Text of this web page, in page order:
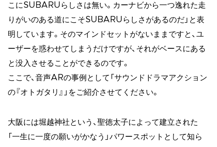
こにSUBARUらしさは無い。カーナビから一つ逸れた走
りがいのある道にこそSUBARUらしさがあるのだ」と表
明しています。そのマインドセットがないままですと、ユ
ーザーを惑わせてしまうだけですが、それがベースにある
と没入させることができるのです。
ここで、音声ARの事例として「サウンドドラマアクション
の『オトガタリ』」をご紹介させてください。
大阪には堀越神社という、聖徳太子によって建立された
「一生に一度の願いがかなう」パワースポットとして知ら